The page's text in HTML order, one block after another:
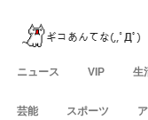
ニュース VIP 生
芸能 スポーツ